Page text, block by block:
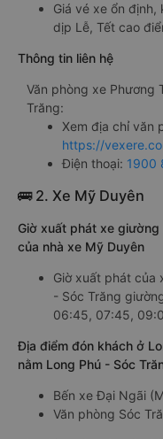
Giá vé xe ổn
dịp Lễ, Tết cao
Thông tin liên hệ
Văn phòng xe Phương
Trăng:
Xem địa chỉ văn
https://
Điện thoại: 1900
🚌 2. Xe Mỹ Duyên
Giờ xuất phát xe giường
của nhà xe Mỹ Duyên
Giờ xuất phát của
- Sóc Trăng
06:45, 07:45,
Địa điểm đón khách ở
nằm Long Phú - Sóc
Bến xe Đại Ngãi
Văn phòng Sóc